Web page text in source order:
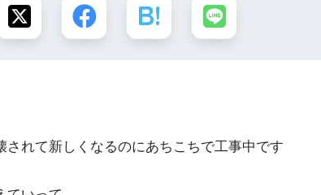
されて新しくなるのにあちこちで工事中です